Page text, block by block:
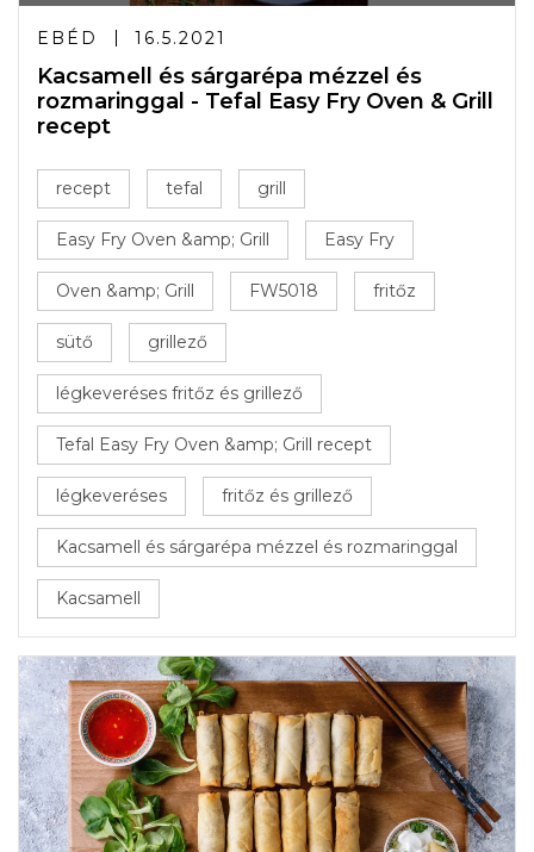
EBÉD 16.5.2021
Kacsamell és sárgarépa mézzel és
rozmaringgal - Tefal Easy Fry Oven & Grill
recept
recept tefal grill
Easy Fry Oven &amp; Grill Easy Fry
Oven &amp; Grill FW5018 fritőz
sütő grillező
légkeveréses fritőz és grillező
Tefal Easy Fry Oven &amp; Grill recept
légkeveréses fritőz és grillező
Kacsamell és sárgarépa mézzel és rozmaringgal
Kacsamell